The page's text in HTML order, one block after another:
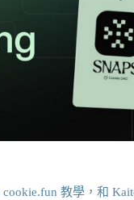
教學，和